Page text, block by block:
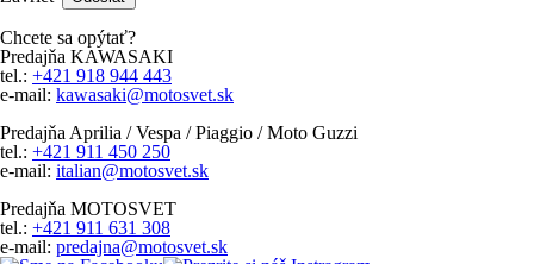
Chcete sa opýtať?
Predajňa KAWASAKI
tel.: +421 918 944 443
e-mail: kawasaki@motosvet.sk
Predajňa Aprilia / Vespa / Piaggio / Moto Guzzi
tel.: +421 911 450 250
e-mail: italian@motosvet.sk
Predajňa MOTOSVET
tel.: +421 911 631 308
e-mail: predajna@motosvet.sk